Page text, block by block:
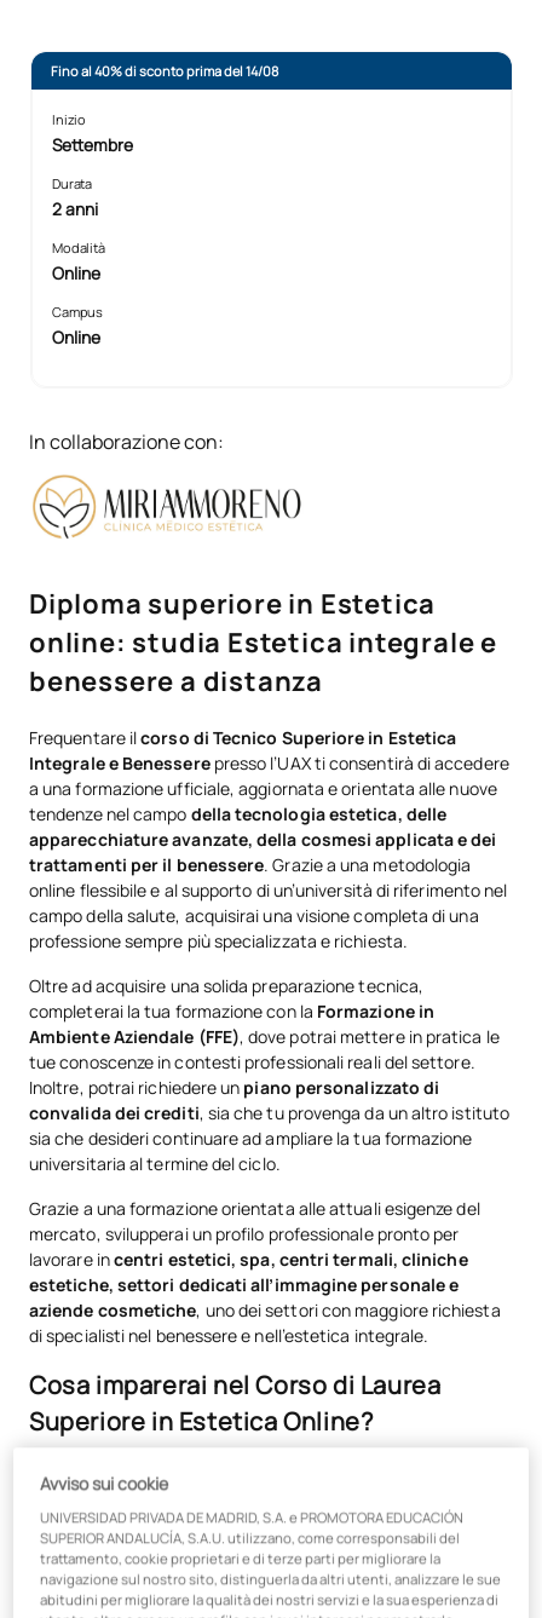
Fino al 40% di sconto prima del 14/08
Inizio
Settembre
Durata
2 anni
Modalità
Online
Campus
Online
In collaborazione con:
Diploma superiore in Estetica
online: studia Estetica integrale e
benessere a distanza
Frequentare ilcorso di Tecnico Superiore in Estetica
Integrale e Benessere presso l’UAX ti consentirà di accedere
a una formazione ufficiale, aggiornata e orientata alle nuove
tendenze nel campo della tecnologia estetica, delle
apparecchiature avanzate, della cosmesi applicata e dei
trattamenti per il benessere. Grazie a una metodologia
online flessibile e al supporto di un’università di riferimento nel
campo della salute, acquisirai una visione completa di una
professione sempre più specializzata e richiesta.
Oltre ad acquisire una solida preparazione tecnica,
completerai la tua formazione con la Formazione in
Ambiente Aziendale (FFE), dove potrai mettere in pratica le
tue conoscenze in contesti professionali reali del settore.
Inoltre, potrai richiedere un piano personalizzato di
convalida dei crediti, sia che tu provenga da un altro istituto
sia che desideri continuare ad ampliare la tua formazione
universitaria al termine del ciclo.
Grazie a una formazione orientata alle attuali esigenze del
mercato, svilupperai un profilo professionale pronto per
lavorare incentri estetici, spa, centri termali, cliniche
estetiche, settori dedicati all’immagine personale e
aziende cosmetiche, uno dei settori con maggiore richiesta
di specialisti nel benessere e nell’estetica integrale.
Cosa imparerai nel Corso di Laurea
Superiore in Estetica Online?
Applicheraitrattamenti estetici per il viso e per il corpo
esigenze del settore.
Imparerai a lavorare conapparecchiature estetiche
all’avanguardiae tecnologie utilizzate nei trattamenti
estetici e di benessere.
Avviso sui cookie
UNIVERSIDAD PRIVADA DE MADRID, S.A. e PROMOTORA EDUCACIÓN
SUPERIOR ANDALUCÍA, S.A.U. utilizzano, come corresponsabili del
trattamento, cookie proprietari e di terze parti per migliorare la
navigazione sul nostro sito, distinguerla da altri utenti, analizzare le sue
abitudini per migliorare la qualità dei nostri servizi e la sua esperienza di